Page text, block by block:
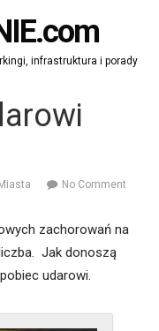
infrastruktura i porady
Miasta No Comment
zachorowań na
Jak donoszą
udarowi.